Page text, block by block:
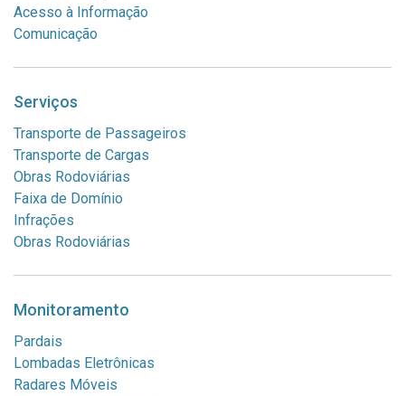
Acesso à Informação
Comunicação
Serviços
Transporte de Passageiros
Transporte de Cargas
Obras Rodoviárias
Faixa de Domínio
Infrações
Obras Rodoviárias
Monitoramento
Pardais
Lombadas Eletrônicas
Radares Móveis